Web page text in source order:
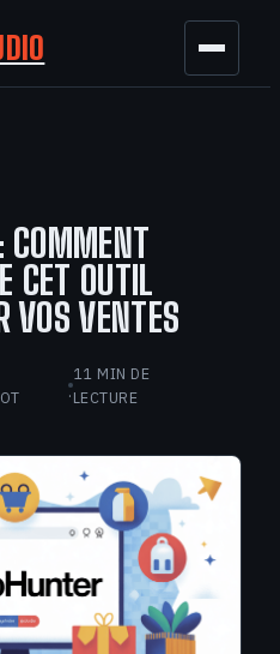
COMMENT
CET OUTIL
VOS VENTES
·
11 MIN DE
LECTURE